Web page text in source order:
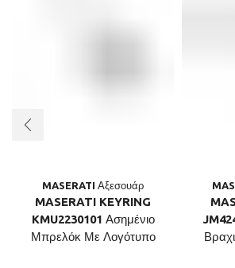
MASERATI Αξεσουάρ
MASERATI KEYRING
KMU2230101 Ασημένιο
Μπρελόκ Με Λογότυπο